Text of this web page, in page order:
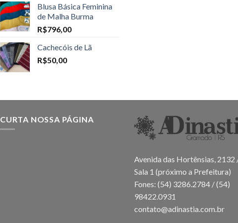
Blusa Básica Feminina
de Malha Burma
R$796,00
Cachecóis de Lã
R$50,00
CURTA NOSSA PÁGINA
Avenida das Hortênsias, 2132
Sala 1 (próximo a Prefeitura)
Fones: (54) 3286.2784 / (54)
98422.0931
contato@adinastia.com.br